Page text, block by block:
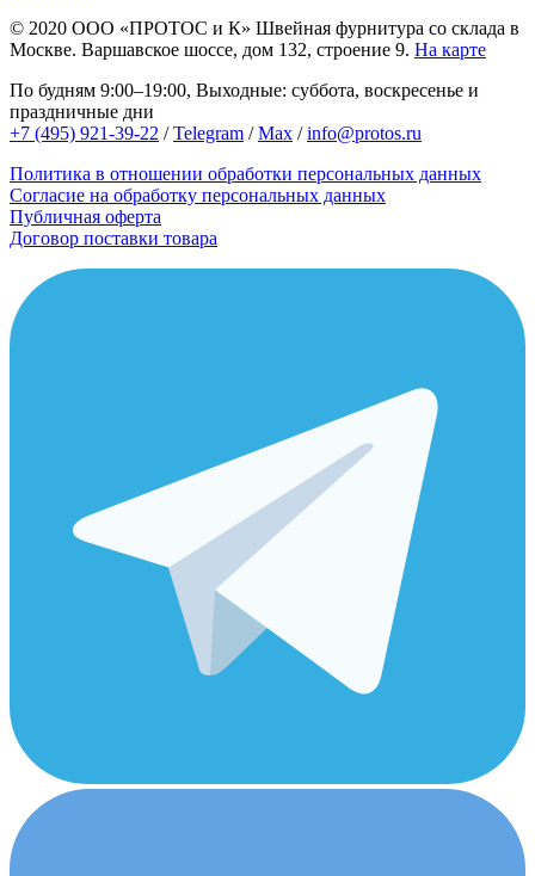
© 2020 ООО «ПРОТОС и К» Швейная фурнитура со склада в
Москве. Варшавское шоссе, дом 132, строение 9. На карте
По будням 9:00–19:00, Выходные: суббота, воскресенье и
праздничные дни
+7 (495) 921-39-22 /Telegram /Max /info@protos.ru
Политика в отношении обработки персональных данных
Согласие на обработку персональных данных
Публичная оферта
Договор поставки товара